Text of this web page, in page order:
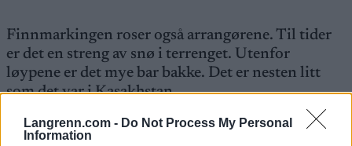
Langrenn.com - Do Not Process My Personal
Information
Finnmarkingen roser også arrangørene. Til tider
er det en streng av snø i terrenget. Utenfor
løypene er det mye bar bakke. Det er nesten litt
som det var i Kasakhstan.
– Imponerende at arrangøren klarer å få til så gode